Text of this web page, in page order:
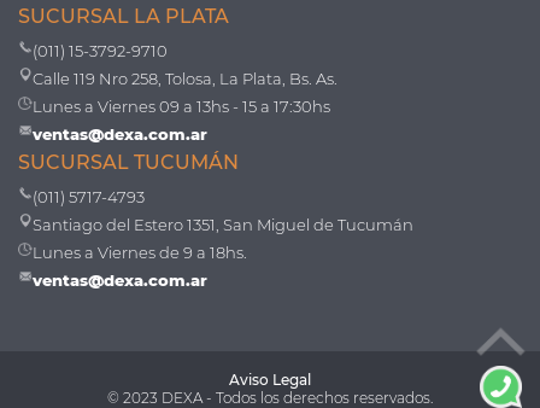
SUCURSAL LA PLATA
(011) 15-3792-9710
Calle 119 Nro 258, Tolosa, La Plata, Bs. As.
Lunes a Viernes 09 a 13hs - 15 a 17:30hs
ventas@dexa.com.ar
SUCURSAL TUCUMÁN
(011) 5717-4793
Santiago del Estero 1351, San Miguel de Tucumán
Lunes a Viernes de 9 a 18hs.
ventas@dexa.com.ar
Aviso Legal
© 2023 DEXA - Todos los derechos reservados.